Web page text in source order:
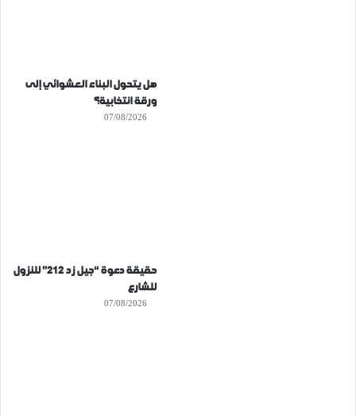
هل يتحول البناء العشوائي إلى
ورقة انتخابية؟
07/08/2026
حقيقة دعوة “جيل زد 212” للنزول
للشارع
07/08/2026